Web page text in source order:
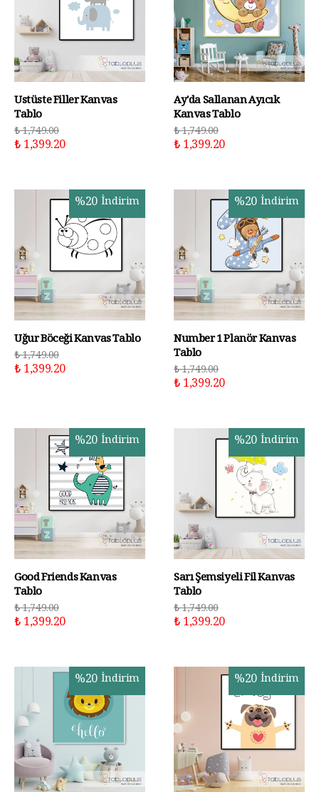
Üstüste Filler Kanvas
Tablo
₺ 1,749.00
₺ 1,399.20
Ay'da Sallanan Ayıcık
Kanvas Tablo
₺ 1,749.00
₺ 1,399.20
%20 İndirim
Uğur Böceği Kanvas Tablo
₺ 1,749.00
₺ 1,399.20
%20 İndirim
Number 1 Planör Kanvas
Tablo
₺ 1,749.00
₺ 1,399.20
%20 İndirim
Good Friends Kanvas
Tablo
₺ 1,749.00
₺ 1,399.20
%20 İndirim
Sarı Şemsiyeli Fil Kanvas
Tablo
₺ 1,749.00
₺ 1,399.20
%20 İndirim %20 İndirim